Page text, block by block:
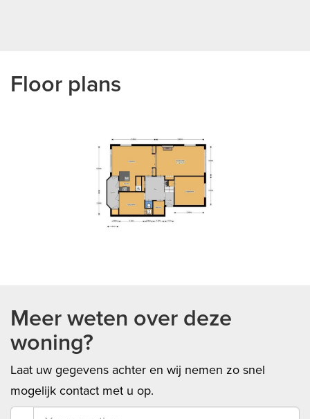
Floor plans
previous
Meer weten over deze
woning?
Laat uw gegevens achter en wij nemen zo snel
mogelijk contact met u op.